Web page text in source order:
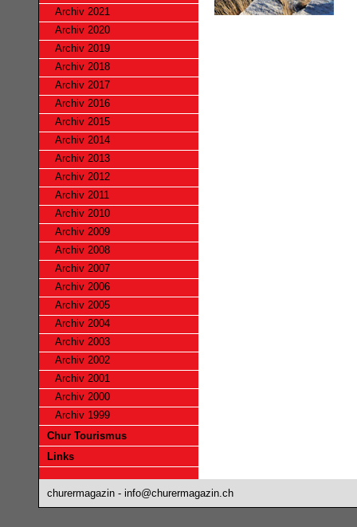
Archiv 2021
Archiv 2020
Archiv 2019
Archiv 2018
Archiv 2017
Archiv 2016
Archiv 2015
Archiv 2014
Archiv 2013
Archiv 2012
Archiv 2011
Archiv 2010
Archiv 2009
Archiv 2008
Archiv 2007
Archiv 2006
Archiv 2005
Archiv 2004
Archiv 2003
Archiv 2002
Archiv 2001
Archiv 2000
Archiv 1999
Chur Tourismus
Links
churermagazin - info@churermagazin.ch